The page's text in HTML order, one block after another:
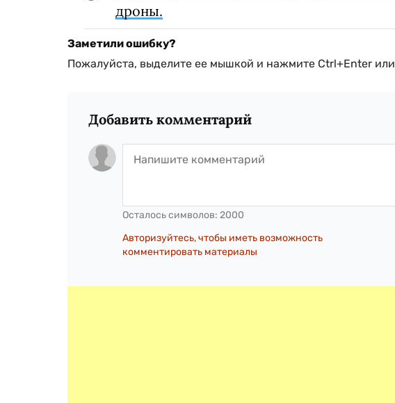
дроны.
Заметили ошибку?
Пожалуйста, выделите ее мышкой и нажмите Ctrl+Enter или
Добавить комментарий
Осталось символов: 2000
Авторизуйтесь, чтобы иметь возможность
комментировать материалы